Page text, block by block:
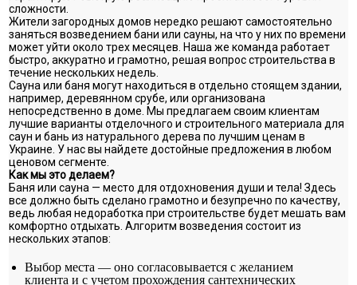
сложности.
Жители загородных домов нередко решают самостоятельно
заняться возведением бани или сауны, на что у них по времени
может уйти около трех месяцев. Наша же команда работает
быстро, аккуратно и грамотно, решая вопрос строительства в
течение нескольких недель.
Сауна или баня могут находиться в отдельно стоящем здании,
например, деревянном срубе, или организована
непосредственно в доме. Мы предлагаем своим клиентам
лучшие варианты отделочного и строительного материала для
саун и бань из натурального дерева по лучшим ценам в
Украине. У нас вы найдете достойные предложения в любом
ценовом сегменте.
Как мы это делаем?
Баня или сауна — место для отдохновения души и тела! Здесь
все должно быть сделано грамотно и безупречно по качеству,
ведь любая недоработка при строительстве будет мешать вам
комфортно отдыхать. Алгоритм возведения состоит из
нескольких этапов:
Выбор места — оно согласовывается с желанием
клиента и с учетом прохождения сантехнических